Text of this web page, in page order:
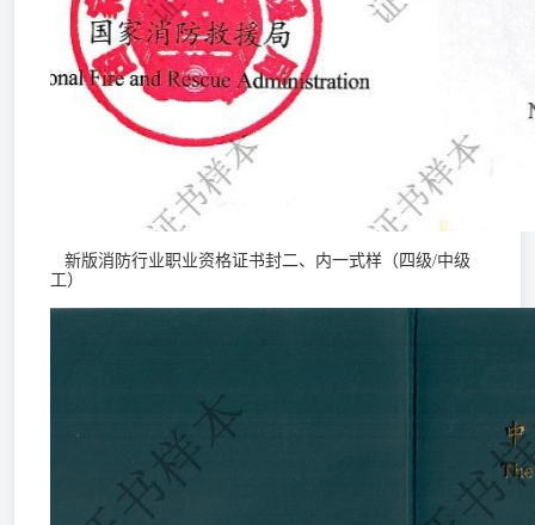
新版消防行业职业资格证书封二、内一式样（四级/中级
工）